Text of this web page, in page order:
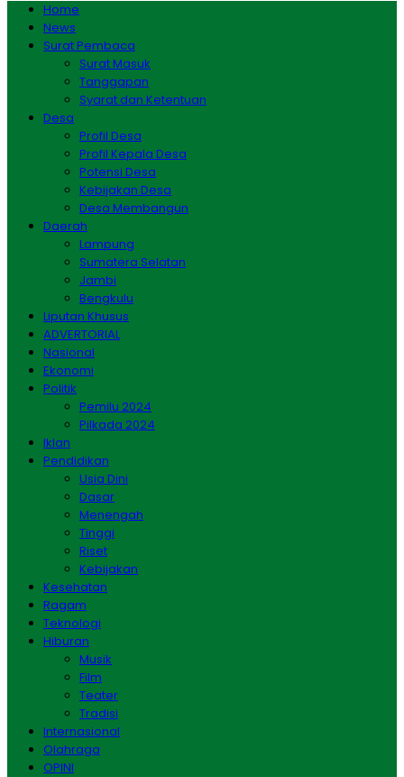
Home
News
Surat Pembaca
Surat Masuk
Tanggapan
Syarat dan Ketentuan
Desa
Profil Desa
Profil Kepala Desa
Potensi Desa
Kebijakan Desa
Desa Membangun
Daerah
Lampung
Sumatera Selatan
Jambi
Bengkulu
Liputan Khusus
ADVERTORIAL
Nasional
Ekonomi
Politik
Pemilu 2024
Pilkada 2024
Iklan
Pendidikan
Usia Dini
Dasar
Menengah
Tinggi
Riset
Kebijakan
Kesehatan
Ragam
Teknologi
Hiburan
Musik
Film
Teater
Tradisi
Internasional
Olahraga
OPINI